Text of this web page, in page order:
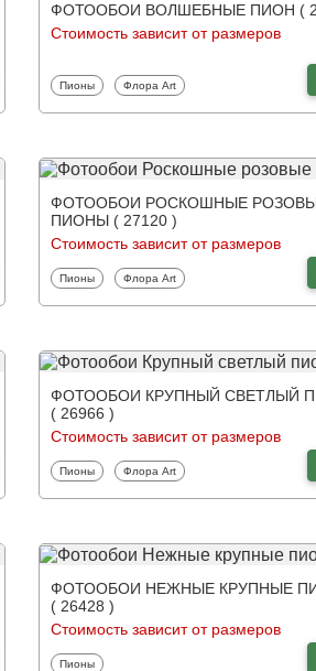
ФОТООБОИ ВОЛШЕБНЫЕ ПИОН (
Стоимость зависит от размеров
Фотообои
Пионы Фотообои
Флора Art
ФОТООБОИ РОСКОШНЫЕ
ПИОНЫ ( 27120 )
Стоимость зависит от размеров
Фотообои
Пионы Фотообои
Флора Art
ФОТООБОИ КРУПНЫЙ СВЕТЛЫЙ
( 26966 )
Стоимость зависит от размеров
Фотообои
Пионы Фотообои
Флора Art
ФОТООБОИ НЕЖНЫЕ КРУПНЫЕ
( 26428 )
Стоимость зависит от размеров
Фотообои
Пионы